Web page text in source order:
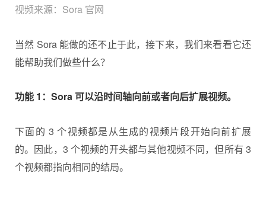
视频来源：Sora 官网
当然 Sora 能做的还不止于此，接下来，我们来看看它还
能帮助我们做些什么？
功能 1：Sora 可以沿时间轴向前或者向后扩展视频。
下面的 3 个视频都是从生成的视频片段开始向前扩展
的。因此，3 个视频的开头都与其他视频不同，但所有 3
个视频都指向相同的结局。